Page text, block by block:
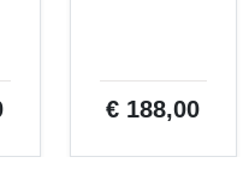
€ 188,00